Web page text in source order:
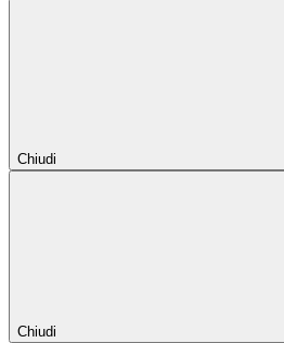
Chiudi
Chiudi